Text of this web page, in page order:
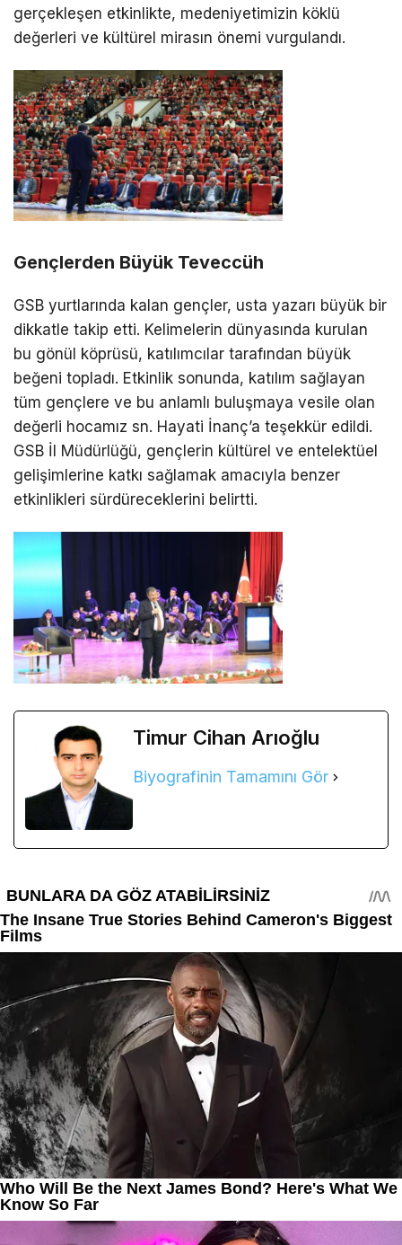
gerçekleşen etkinlikte, medeniyetimizin köklü
değerleri ve kültürel mirasın önemi vurgulandı.
Gençlerden Büyük Teveccüh
GSB yurtlarında kalan gençler, usta yazarı büyük bir
dikkatle takip etti. Kelimelerin dünyasında kurulan
bu gönül köprüsü, katılımcılar tarafından büyük
beğeni topladı. Etkinlik sonunda, katılım sağlayan
tüm gençlere ve bu anlamlı buluşmaya vesile olan
değerli hocamız sn. Hayati İnanç’a teşekkür edildi.
GSB İl Müdürlüğü, gençlerin kültürel ve entelektüel
gelişimlerine katkı sağlamak amacıyla benzer
etkinlikleri sürdüreceklerini belirtti.
Timur Cihan Arıoğlu
Biyografinin Tamamını Gör